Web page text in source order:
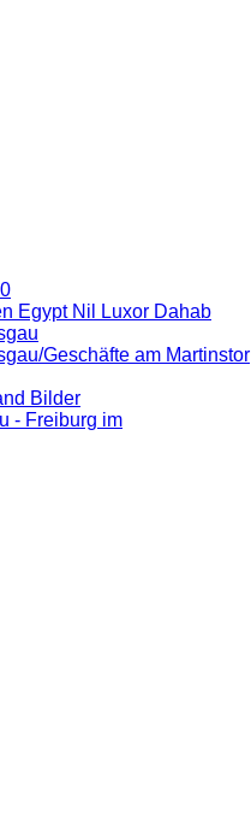
Egypt Nil Luxor Dahab
Geschäfte am Martinstor
Bilder
- Freiburg im